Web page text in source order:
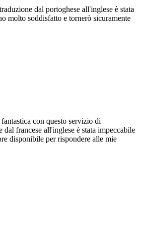
dal portoghese all'inglese è stata
molto soddisfatto e tornerò sicuramente
con questo servizio di
francese all'inglese è stata impeccabile
disponibile per rispondere alle mie